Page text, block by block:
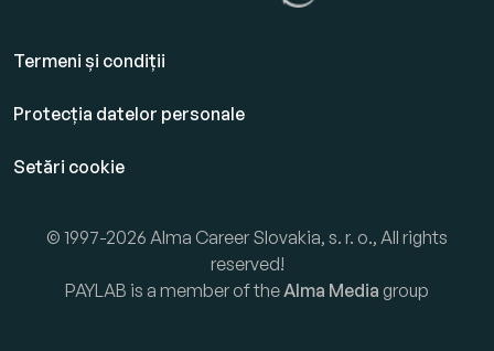
Termeni și condiții
Protecția datelor personale
Setări cookie
© 1997-2026 Alma Career Slovakia, s. r. o., All rights
reserved!
PAYLAB is a member of theAlma Media group